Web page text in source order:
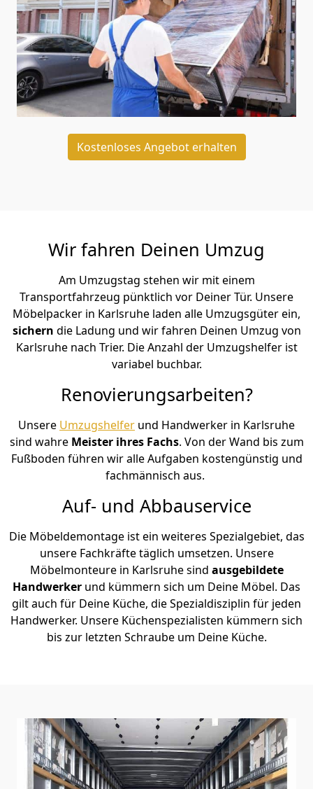
Kostenloses Angebot erhalten
Wir fahren Deinen Umzug
Am Umzugstag stehen wir mit einem
Transportfahrzeug pünktlich vor Deiner Tür. Unsere
Möbelpacker in Karlsruhe laden alle Umzugsgüter ein,
sichern die Ladung und wir fahren Deinen Umzug von
Karlsruhe nach Trier. Die Anzahl der Umzugshelfer ist
variabel buchbar.
Renovierungsarbeiten?
Unsere Umzugshelfer und Handwerker in Karlsruhe
sind wahre Meister ihres Fachs. Von der Wand bis zum
Fußboden führen wir alle Aufgaben kostengünstig und
fachmännisch aus.
Auf- und Abbauservice
Die Möbeldemontage ist ein weiteres Spezialgebiet, das
unsere Fachkräfte täglich umsetzen. Unsere
Möbelmonteure in Karlsruhe sind ausgebildete
Handwerker und kümmern sich um Deine Möbel. Das
gilt auch für Deine Küche, die Spezialdisziplin für jeden
Handwerker. Unsere Küchenspezialisten kümmern sich
bis zur letzten Schraube um Deine Küche.